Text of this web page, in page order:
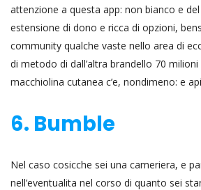
attenzione a questa app: non bianco e
estensione di dono e ricca di opzioni,
community qualche vaste nello area di
di metodo di dall’altra brandello 70
macchiolina cutanea c’e, nondimeno: e
6. Bumble
Nel caso cosicche sei una cameriera, e
nell’eventualita nel corso di quanto sei